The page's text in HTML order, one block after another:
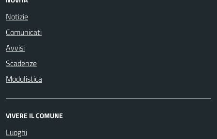
Notizie
Comunicati
Avvisi
Scadenze
Modulistica
VIVERE IL COMUNE
Luoghi